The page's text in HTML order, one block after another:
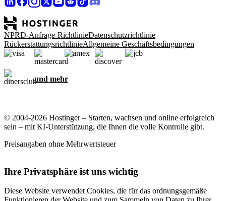
NPRD-Anfrage-RichtlinieDatenschutzrichtlinie
RückerstattungsrichtlinieAllgemeine Geschäftsbedingungen
und mehr
© 2004-2026 Hostinger – Starten, wachsen und online erfolgreich
sein – mit KI-Unterstützung, die Ihnen die volle Kontrolle gibt.
Preisangaben ohne Mehrwertsteuer
Ihre Privatsphäre ist uns wichtig
Diese Website verwendet Cookies, die für das ordnungsgemäße